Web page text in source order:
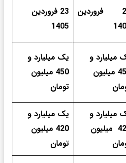
22 فروردین
23 فروردین
1405
میلیارد و
450 میلیون
یک میلیارد و
450 میلیون
تومان
میلیارد و
420 میلیون
یک میلیارد و
420 میلیون
تومان